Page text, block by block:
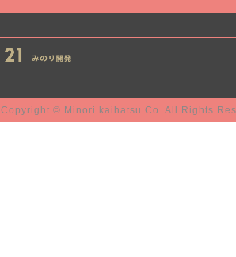
Copyright © Minori kaihatsu Co. All Rights